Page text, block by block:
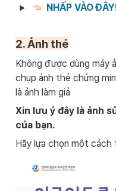
NHẤP VÀO
2. Ảnh thẻ
Không được dùng máy
chụp ảnh thẻ chứng
là ảnh làm giả
Xin lưu ý đây là ảnh
của bạn.
Hãy lựa chọn một